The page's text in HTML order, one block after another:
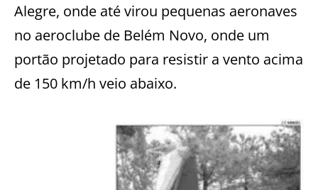
Alegre, onde até virou pequenas aeronaves
no aeroclube de Belém Novo, onde um
portão projetado para resistir a vento acima
de 150 km/h veio abaixo.